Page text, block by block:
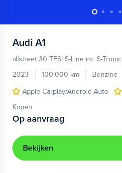
Audi A1
allstreet 30 TFSI S-Line int. S-Tronic
2023
100.000 km Benzine
Apple Carplay/Android Auto
Kopen
Op aanvraag
Bekijken